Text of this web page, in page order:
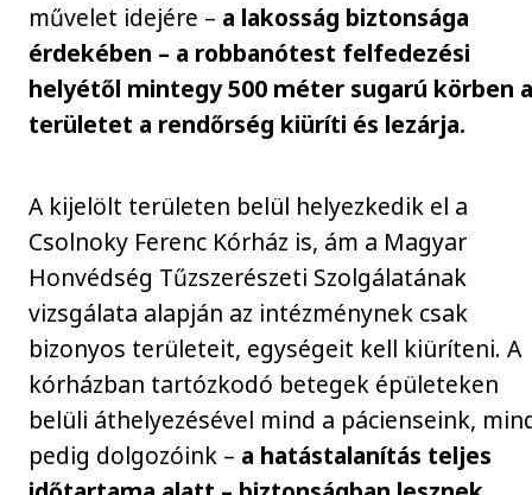
művelet idejére – a lakosság biztonsága
érdekében – a robbanótest felfedezési
helyétől mintegy 500 méter sugarú körben
területet a rendőrség kiüríti és lezárja.
A kijelölt területen belül helyezkedik el a
Csolnoky Ferenc Kórház is, ám a Magyar
Honvédség Tűzszerészeti Szolgálatának
vizsgálata alapján az intézménynek csak
bizonyos területeit, egységeit kell kiüríteni. A
kórházban tartózkodó betegek épületeken
belüli áthelyezésével mind a pácienseink,
pedig dolgozóink – a hatástalanítás teljes